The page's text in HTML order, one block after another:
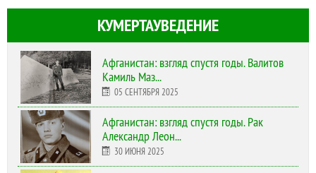
КУМЕРТАУВЕДЕНИЕ
Афганистан: взгляд спустя годы. Валитов
Камиль Маз...
05 СЕНТЯБРЯ 2025
Афганистан: взгляд спустя годы. Рак
Александр Леон...
30 ИЮНЯ 2025